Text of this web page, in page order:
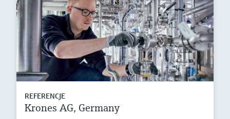
REFERENCJE
Krones AG, Germany